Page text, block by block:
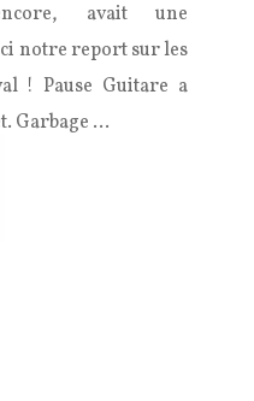
avait une
notre report sur les
! Pause Guitare a
Garbage …